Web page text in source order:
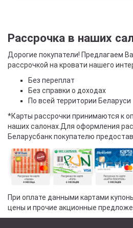
Рассрочка в наших
Дорогие покупатели! Предлагаем
рассрочкой на кровати нашего
Без переплат
Без справки о доходах
По всей территории Беларуси
*Карты рассрочки принимаются к
наших салонах.Для оформления
Беларусбанк покупателю
При оплате данными картами
цены и прочие акционные